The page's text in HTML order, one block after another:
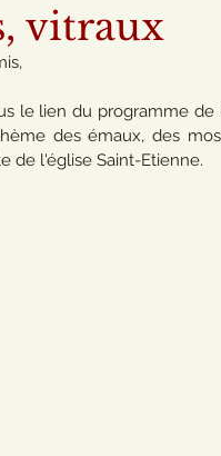
vitraux
le lien du programme
des émaux, des
de l'église Saint-Etienne.